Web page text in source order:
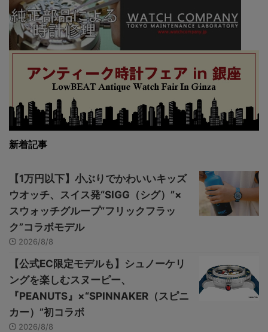
新着記事
【1万円以下】小ぶりでかわいいキッズ
ウオッチ、スイス発“SIGG（シグ）”×
スウォッチグループ“フリックフラッ
ク”コラボモデル
2026/8/8
【公式EC限定モデルも】シュノーケリ
ングを楽しむスヌーピー、
『PEANUTS』×“SPINNAKER（スピニ
カー）”初コラボ
2026/8/8